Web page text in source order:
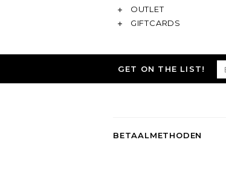
OUTLET
GIFTCARDS
GET ON THE LIST!
BETAALMETHODEN